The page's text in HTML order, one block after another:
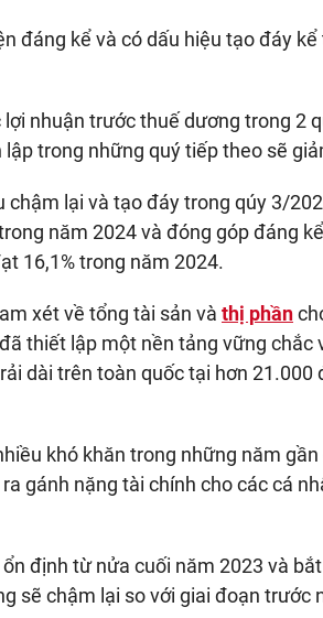
đáng kể và có dấu hiệu tạo đáy
nhuận trước thuế dương trong 2
trong những quý tiếp theo sẽ
lại và tạo đáy trong qúy 3/
năm 2024 và đóng góp đáng
16,1% trong năm 2024.
xét về tổng tài sản và thị phần
thiết lập một nền tảng vững chắc
dài trên toàn quốc tại hơn 21.000
khó khăn trong những năm
gánh nặng tài chính cho các cá
định từ nửa cuối năm 2023 và
sẽ chậm lại so với giai đoạn trước